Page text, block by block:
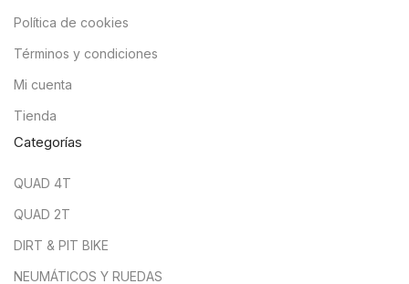
Política de cookies
Términos y condiciones
Mi cuenta
Tienda
Categorías
QUAD 4T
QUAD 2T
DIRT & PIT BIKE
NEUMÁTICOS Y RUEDAS